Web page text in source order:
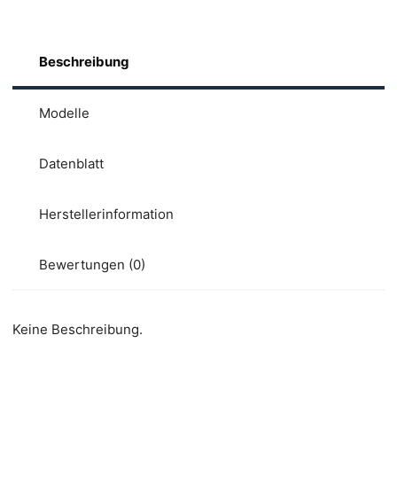
Beschreibung
Modelle
Datenblatt
Herstellerinformation
Bewertungen (0)
Keine Beschreibung.